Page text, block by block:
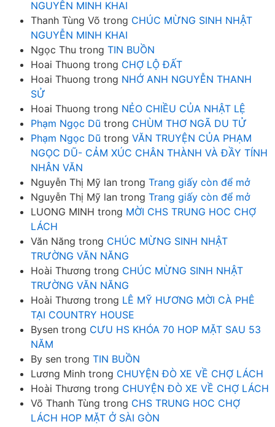
NGUYỄN MINH KHAI
Thanh Tùng Võ trong CHÚC MỪNG SINH NHẬT
NGUYỄN MINH KHAI
Ngọc Thu trong TIN BUỒN
Hoai Thuong trong CHỢ LỘ ĐẤT
Hoai Thuong trong NHỚ ANH NGUYỄN THANH
SỬ
Hoai Thuong trong NẺO CHIỀU CỦA NHẬT LỆ
Phạm Ngọc Dũ trong CHÙM THƠ NGÃ DU TỬ
Phạm Ngọc Dũ trong VĂN TRUYỆN CỦA PHẠM
NGỌC DŨ- CẢM XÚC CHÂN THÀNH VÀ ĐẦY TÍNH
NHÂN VĂN
Nguyễn Thị Mỹ lan trong Trang giấy còn để mở
Nguyễn Thị Mỹ lan trong Trang giấy còn để mở
LUONG MINH trong MỜI CHS TRUNG HOC CHỢ
LÁCH
Văn Năng trong CHÚC MỪNG SINH NHẬT
TRƯỜNG VĂN NĂNG
Hoài Thương trong CHÚC MỪNG SINH NHẬT
TRƯỜNG VĂN NĂNG
Hoài Thương trong LÊ MỸ HƯƠNG MỜI CÀ PHÊ
TẠI COUNTRY HOUSE
Bysen trong CƯU HS KHÓA 70 HOP MẶT SAU 53
NĂM
By sen trong TIN BUỒN
Lương Minh trong CHUYỆN ĐÒ XE VỀ CHỢ LÁCH
Hoài Thương trong CHUYỆN ĐÒ XE VỀ CHỢ LÁCH
Võ Thanh Tùng trong CHS TRUNG HOC CHỢ
LÁCH HOP MẶT Ở SÀI GÒN